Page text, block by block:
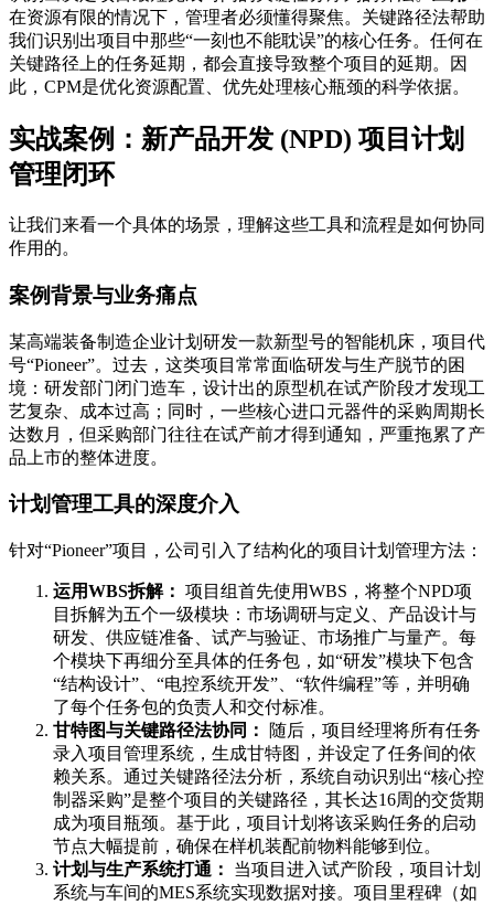
在资源有限的情况下，管理者必须懂得聚焦。关键路径法帮助
我们识别出项目中那些“一刻也不能耽误”的核心任务。任何在
关键路径上的任务延期，都会直接导致整个项目的延期。因
此，CPM是优化资源配置、优先处理核心瓶颈的科学依据。
实战案例：新产品开发 (NPD) 项目计划
管理闭环
让我们来看一个具体的场景，理解这些工具和流程是如何协同
作用的。
案例背景与业务痛点
某高端装备制造企业计划研发一款新型号的智能机床，项目代
号“Pioneer”。过去，这类项目常常面临研发与生产脱节的困
境：研发部门闭门造车，设计出的原型机在试产阶段才发现工
艺复杂、成本过高；同时，一些核心进口元器件的采购周期长
达数月，但采购部门往往在试产前才得到通知，严重拖累了产
品上市的整体进度。
计划管理工具的深度介入
针对“Pioneer”项目，公司引入了结构化的项目计划管理方法：
运用WBS拆解： 项目组首先使用WBS，将整个NPD项
目拆解为五个一级模块：市场调研与定义、产品设计与
研发、供应链准备、试产与验证、市场推广与量产。每
个模块下再细分至具体的任务包，如“研发”模块下包含
“结构设计”、“电控系统开发”、“软件编程”等，并明确
了每个任务包的负责人和交付标准。
甘特图与关键路径法协同：
随后，项目经理将所有任务
录入项目管理系统，生成甘特图，并设定了任务间的依
赖关系。通过关键路径法分析，系统自动识别出“核心控
制器采购”是整个项目的关键路径，其长达16周的交货期
成为项目瓶颈。基于此，项目计划将该采购任务的启动
节点大幅提前，确保在样机装配前物料能够到位。
计划与生产系统打通：
当项目进入试产阶段，项目计划
系统与车间的MES系统实现数据对接。项目里程碑（如